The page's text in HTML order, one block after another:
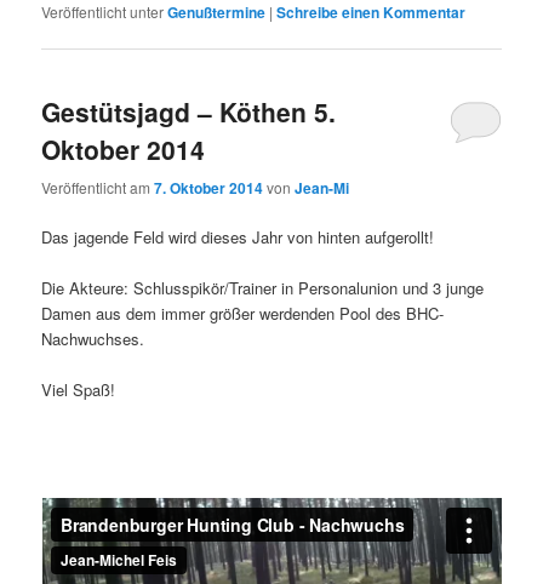
Veröffentlicht unterGenußtermine |Schreibe einen Kommentar
Gestütsjagd – Köthen 5.
Oktober 2014
Veröffentlicht am7. Oktober 2014vonJean-Mi
Das jagende Feld wird dieses Jahr von hinten aufgerollt!
Die Akteure: Schlusspikör/Trainer in Personalunion und 3 junge
Damen aus dem immer größer werdenden Pool des BHC-
Nachwuchses.
Viel Spaß!